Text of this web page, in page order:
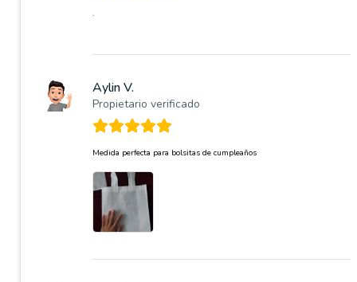
.
Aylin V.
Propietario verificado
Medida perfecta para bolsitas de cumpleaños